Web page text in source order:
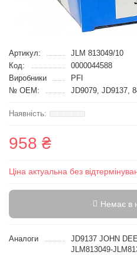
Артикул:
JLM 813049/10
Код:
0000044588
Виробники
PFI
№ OEM:
JD9079, JD9137,
958 ₴
Ціна актуальна без
Немає в
Аналоги
JD9137 JOHN
JLM813049-